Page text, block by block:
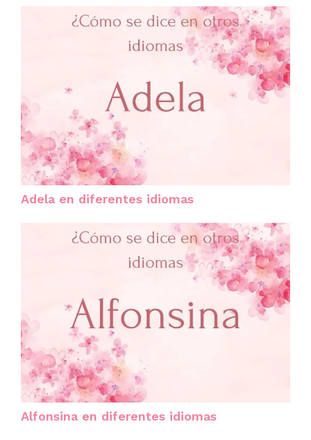
Adela en diferentes idiomas
Alfonsina en diferentes idiomas